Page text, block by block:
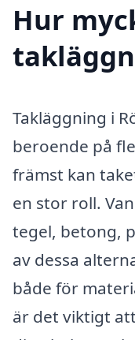
Hur
Takläggning i
beroende på
främst kan
en stor roll.
tegel, betong,
av dessa
både för
är det viktigt